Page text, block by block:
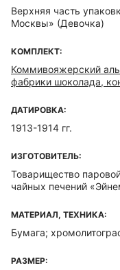
Верхняя часть
Москвы» (Девочка)
КОМПЛЕКТ:
Коммивояжерский
фабрики шоколада,
ДАТИРОВКА:
1913-1914 гг.
ИЗГОТОВИТЕЛЬ:
Товарищество
чайных печений
МАТЕРИАЛ, ТЕХНИКА:
Бумага;
РАЗМЕР: